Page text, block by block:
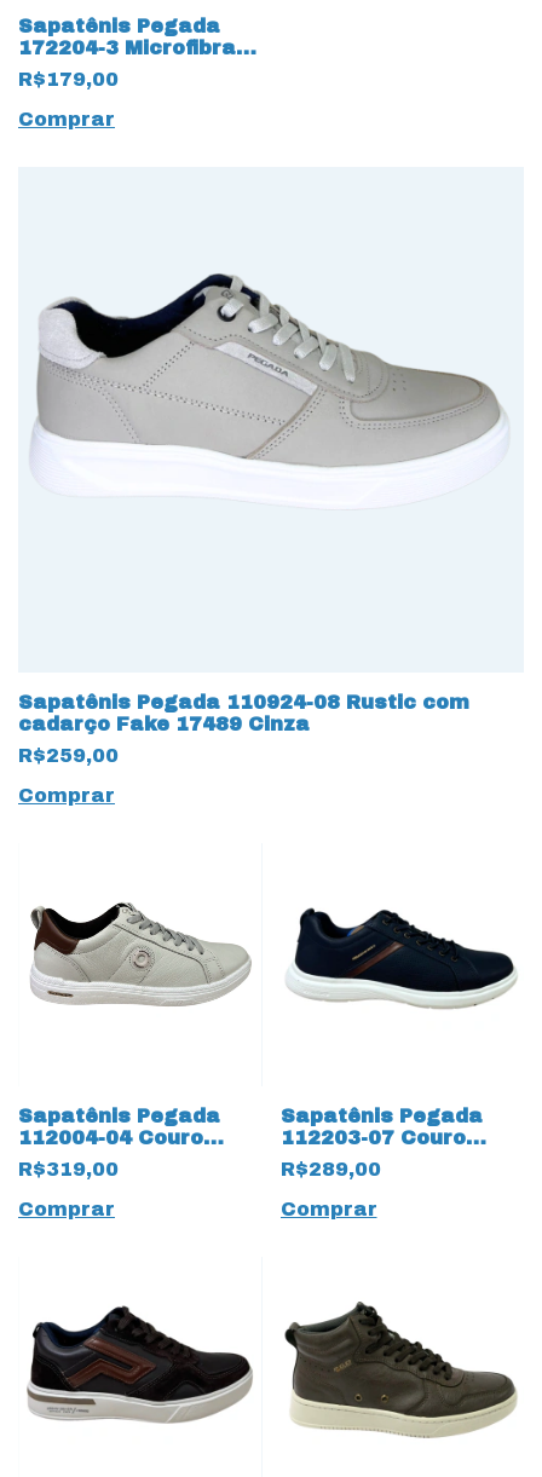
Sapatênis Pegada
172204-3 Microfibra
com cadarço Fake
17561 Preto
R$179,00
Comprar
Sapatênis Pegada 110924-08 Rustic com
cadarço Fake 17489 Cinza
R$259,00
Comprar
Sapatênis Pegada
112004-04 Couro
Natural Nature Milk
18297 Gelo
R$319,00
Comprar
Sapatênis Pegada
112203-07 Couro
Natural Estonado
18296 Marinho
R$289,00
Comprar